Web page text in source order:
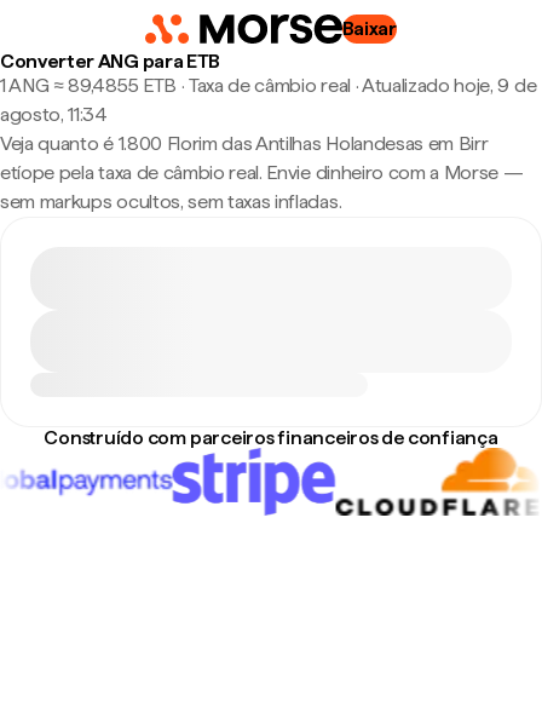
Baixar
Converter ANG para ETB
1 ANG ≈ 89,4855 ETB · Taxa de câmbio real ·Atualizado hoje, 9 de
agosto, 11:34
Veja quanto é 1.800 Florim das Antilhas Holandesas em Birr
etíope pela taxa de câmbio real. Envie dinheiro com a Morse —
sem markups ocultos, sem taxas infladas.
Construído com parceiros financeiros de confiança